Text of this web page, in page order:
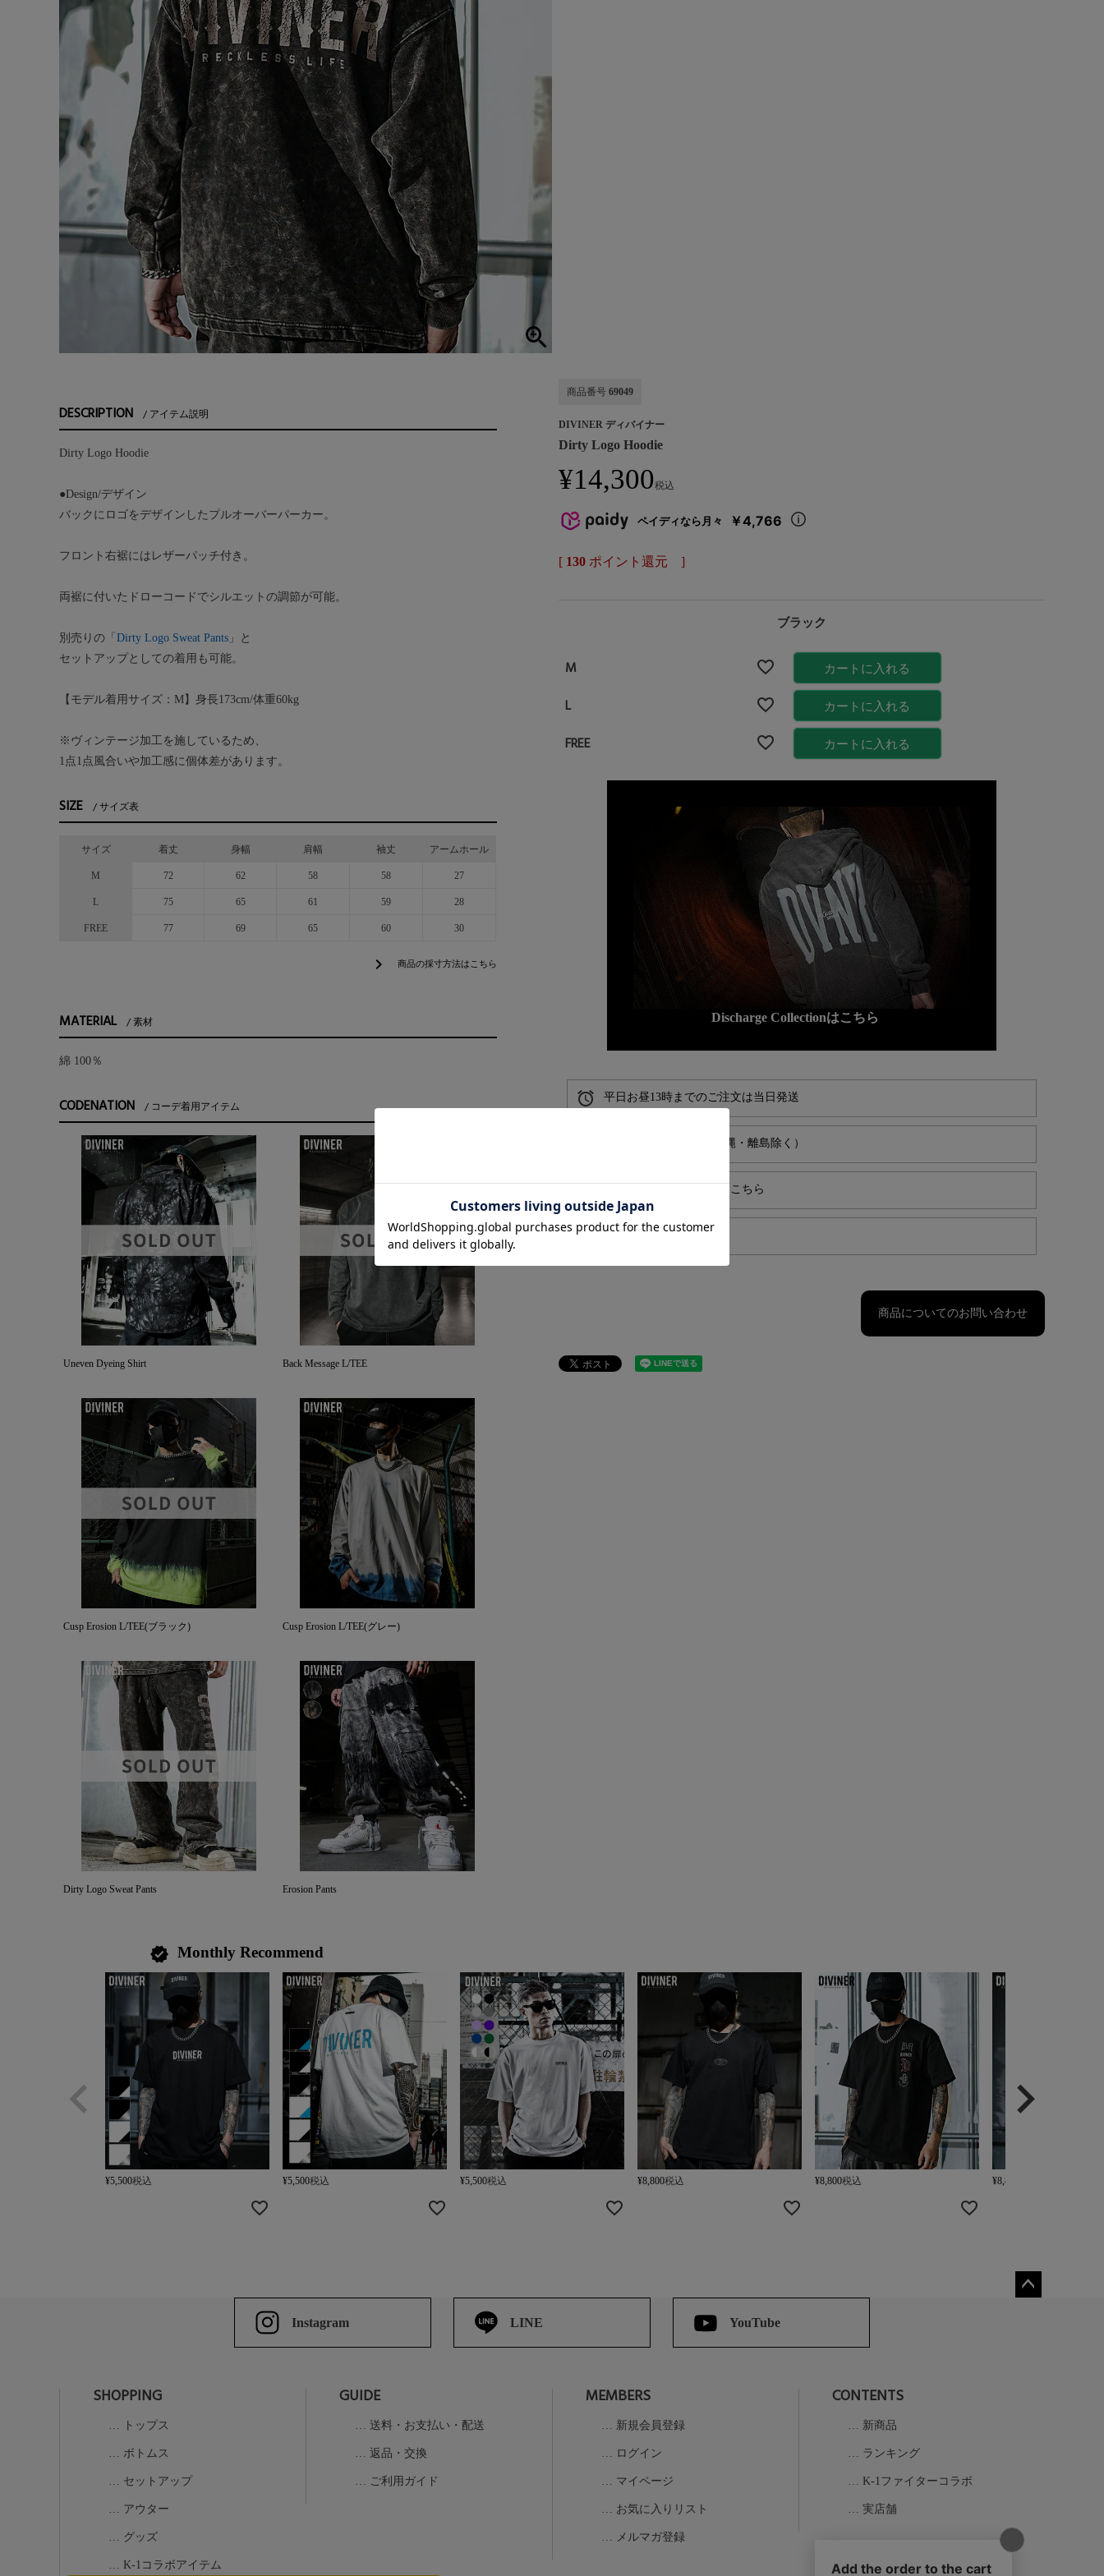
DESCRIPTION アイテム説明
Dirty Logo Hoodie
●Design/デザイン
バックにロゴをデザインしたプルオーバーパーカー。
フロント右裾にはレザーパッチ付き。
両裾に付いたドローコードでシルエットの調節が可能。
別売りの「 Dirty Logo Sweat Pants 」と
セットアップとしての着用も可能。
【モデル着用サイズ：M】身長173cm/体重60kg
※ヴィンテージ加工を施しているため、
1点1点風合いや加工感に個体差があります。
SIZE サイズ表
サイズ 着丈 身幅 肩幅 袖丈 アームホール
M 72 62 58 58 27
L 75 65 61 59 28
FREE 77 69 65 60 30
chevron_right 商品の採寸方法はこちら
MATERIAL 素材
綿 100％
CODENATION コーデ着用アイテム
Uneven Dyeing Shirt Back Message L/TEE
Cusp Erosion L/TEE(ブラック) Cusp Erosion L/TEE(グレー)
Dirty Logo Sweat Pants Erosion Pants
商品番号 69049
DIVINER ディバイナー
Dirty Logo Hoodie
¥14,300税込
ペイディなら月々 ￥4,766
[ 130 ポイント還元 ]
ブラック
M カートに入れる
L カートに入れる
FREE カートに入れる
Discharge Collectionはこちら
alarm 平日お昼13時までのご注文は当日発送
送料550円でお届け（沖縄・離島除く）
card_giftcard プレゼントラッピングはこちら
block 返品/交換について
商品についてのお問い合わせ
verified Monthly Recommend
¥5,500税込 ¥5,500税込 ¥5,500税込 ¥8,800税込 ¥8,800税込 ¥8,800
Instagram LINE YouTube
SHOPPING
トップス
ボトムス
セットアップ
アウター
グッズ
K-1コラボアイテム
GUIDE
送料・お支払い・配送
返品・交換
ご利用ガイド
MEMBERS
新規会員登録
ログイン
マイページ
お気に入りリスト
メルマガ登録
CONTENTS
新商品
ランキング
K-1ファイターコラボ
実店舗